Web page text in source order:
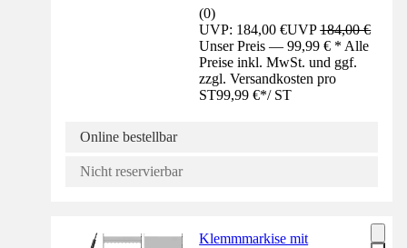
(0)
UVP: 184,00 €UVP184,00 €
Unser Preis — 99,99 € * Alle
Preise inkl. MwSt. und ggf.
zzgl. Versandkosten pro
ST99,99 €*/ ST
Online bestellbar
Nicht reservierbar
Klemmmarkise mit